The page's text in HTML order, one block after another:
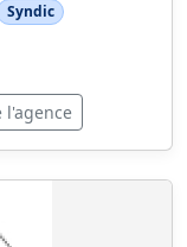
Syndic
l'agence